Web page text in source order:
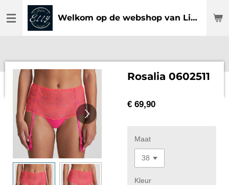
direct
Welkom op de webshop van Lingerie Elly
Rosalia 0602511
€ 69,90
Maat
Kleur